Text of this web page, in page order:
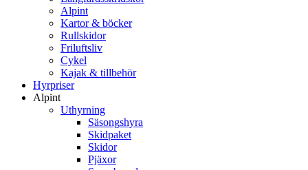
Alpint
Kartor & böcker
Rullskidor
Friluftsliv
Cykel
Kajak & tillbehör
Hyrpriser
Alpint
Uthyrning
Säsongshyra
Skidpaket
Skidor
Pjäxor